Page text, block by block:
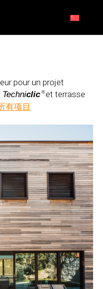
pour un projet
Techniclic ®et terrasse
有项目